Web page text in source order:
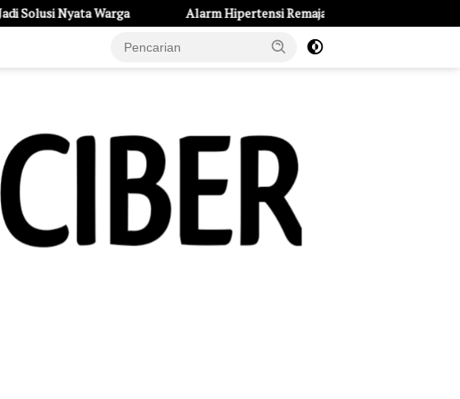
Alarm Hipertensi Remaja di Kota Kediri: 234 Pelajar Terdeteksi Tekanan